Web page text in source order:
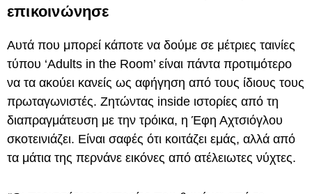
επικοινώνησε
Αυτά που μπορεί κάποτε να δούμε σε μέτριες ταινίες
τύπου ‘Adults in the Room’ είναι πάντα προτιμότερο
να τα ακούει κανείς ως αφήγηση από τους ίδιους τους
πρωταγωνιστές. Ζητώντας inside ιστορίες από τη
διαπραγμάτευση με την τρόικα, η Έφη Αχτσιόγλου
σκοτεινιάζει. Είναι σαφές ότι κοιτάζει εμάς, αλλά από
τα μάτια της περνάνε εικόνες από ατέλειωτες νύχτες.